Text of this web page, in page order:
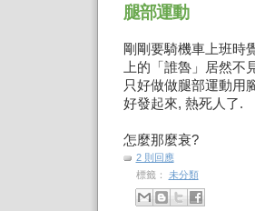
腿部運動
剛剛要騎機車上班時
上的「誰魯」居然不
只好做做腿部運動用
好發起來, 熱死人了.
怎麼那麼衰?
2 則回應
標籤： 未分類